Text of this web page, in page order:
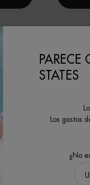
PARECE
STATES
Los gastos
¿No